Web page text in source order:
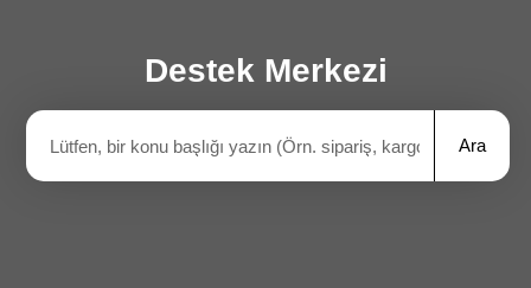
Destek Merkezi
Ara